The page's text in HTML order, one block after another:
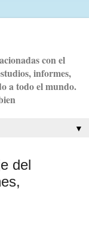
con el
informes,
a todo el mundo.
▼
del